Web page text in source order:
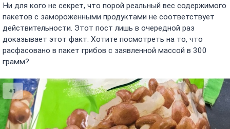
Ни для кого не секрет, что порой реальный вес содержимого
пакетов с замороженными продуктами не соответствует
действительности. Этот пост лишь в очередной раз
доказывает этот факт. Хотите посмотреть на то, что
расфасовано в пакет грибов с заявленной массой в 300
грамм?
#1